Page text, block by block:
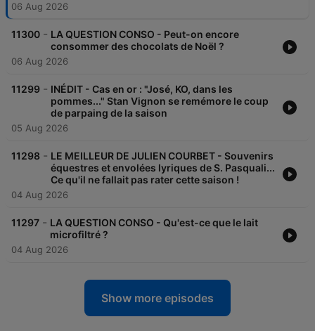
06 Aug 2026
11300 - LA QUESTION CONSO - Peut-on encore
consommer des chocolats de Noël ?
06 Aug 2026
11299 - INÉDIT - Cas en or : "José, KO, dans les
pommes..." Stan Vignon se remémore le coup
de parpaing de la saison
05 Aug 2026
11298 - LE MEILLEUR DE JULIEN COURBET - Souvenirs
équestres et envolées lyriques de S. Pasquali...
Ce qu'il ne fallait pas rater cette saison !
04 Aug 2026
11297 - LA QUESTION CONSO - Qu'est-ce que le lait
microfiltré ?
04 Aug 2026
Show more episodes